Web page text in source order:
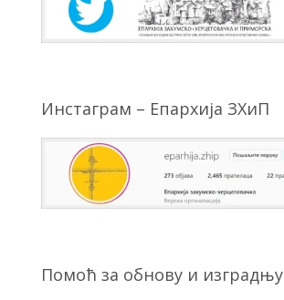
Инстаграм – Епархија ЗХиП
Помоћ за обнову и изградњу